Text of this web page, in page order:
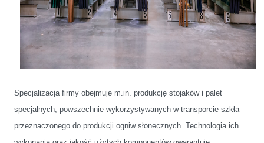
Specjalizacja firmy obejmuje m.in. produkcję stojaków i palet
specjalnych, powszechnie wykorzystywanych w transporcie szkła
przeznaczonego do produkcji ogniw słonecznych. Technologia ich